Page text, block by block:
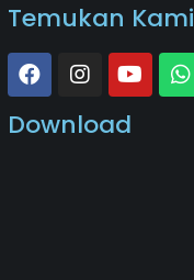
Temukan Kami
Download